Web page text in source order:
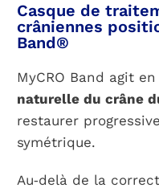
Casque de
crâniennes
Band®
MyCRO Band agit en
naturelle du crâne
restaurer
symétrique.
Au‑delà de la